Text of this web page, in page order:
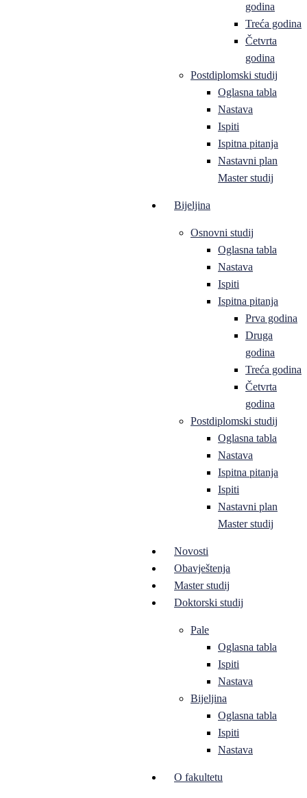
godina
Treća godina
Četvrta
godina
Postdiplomski studij
Oglasna tabla
Nastava
Ispiti
Ispitna pitanja
Nastavni plan
Master studij
Bijeljina
Osnovni studij
Oglasna tabla
Nastava
Ispiti
Ispitna pitanja
Prva godina
Druga
godina
Treća godina
Četvrta
godina
Postdiplomski studij
Oglasna tabla
Nastava
Ispitna pitanja
Ispiti
Nastavni plan
Master studij
Novosti
Obavještenja
Master studij
Doktorski studij
Pale
Oglasna tabla
Ispiti
Nastava
Bijeljina
Oglasna tabla
Ispiti
Nastava
O fakultetu